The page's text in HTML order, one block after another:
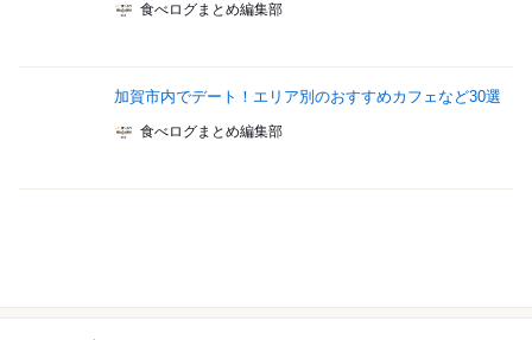
食べログまとめ編集部
加賀市内でデート！エリア別のおすすめカフェなど30選
食べログまとめ編集部